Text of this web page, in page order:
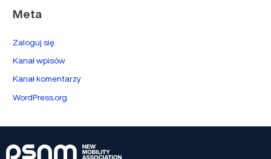
Meta
Zaloguj się
Kanał wpisów
Kanał komentarzy
WordPress.org